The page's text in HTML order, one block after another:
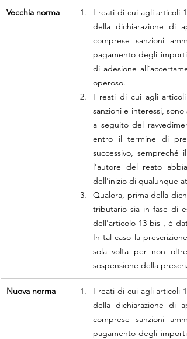
Vecchia norma
I reati di cui agli articoli
della dichiarazione di
comprese sanzioni
pagamento degli
di adesione
operoso.
I reati di cui agli
sanzioni e interessi,
a seguito del
entro il termine di
successivo, sempreché
l'autore del reato
dell'inizio di qualunque
Qualora, prima della
tributario sia in fase di
dell'articolo 13-bis , è
In tal caso la
sola volta per non
sospensione della
Nuova norma
I reati di cui agli articoli
della dichiarazione di
comprese sanzioni
pagamento degli